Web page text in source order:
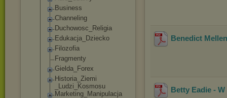
Business
Channeling
Duchowosc_Religia
Edukacja_Dziec ko
Filozofia
Fragmenty
Gielda_Forex
Historia_Ziemi
_Ludzi_Kosmosu
Marketing_Manipulacja
Benedict
Betty Eadie -